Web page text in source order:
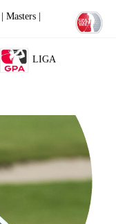
Masters |
LIGA